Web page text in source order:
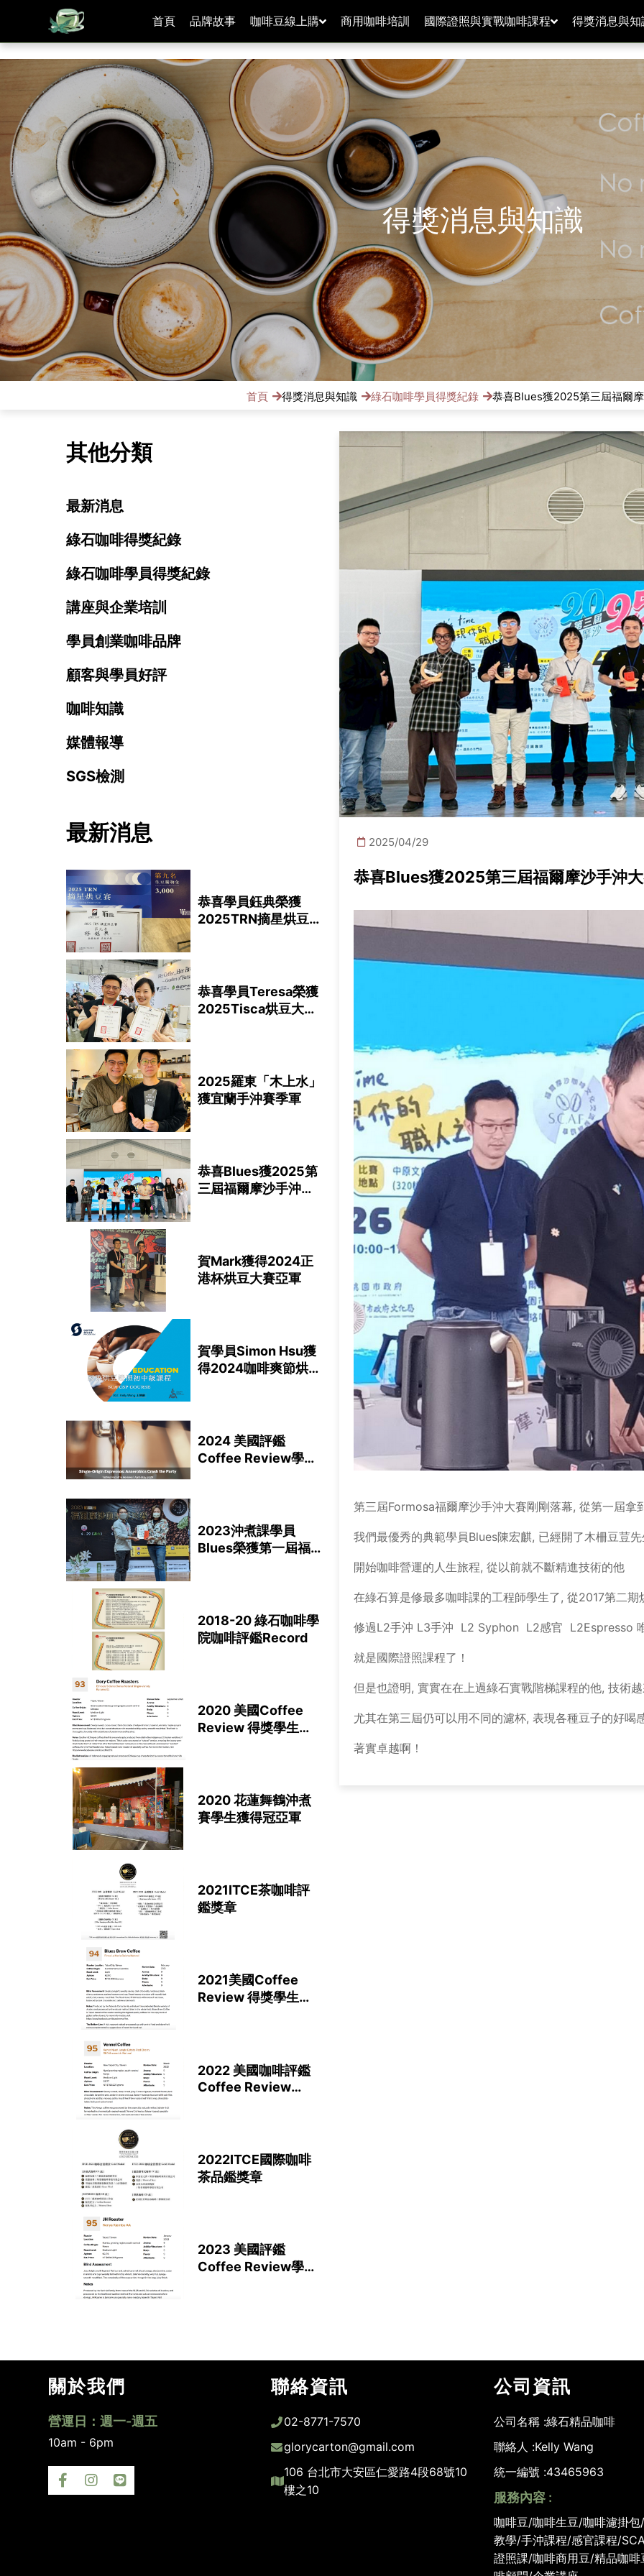
[手機/平板選擇頁面, 請點選螢幕左上方橫線條小圖]
首頁
品牌故事 咖啡豆線上購 商用咖啡培訓 國際證照與實戰咖啡課程 得獎消息與知
得獎消息與知識
首頁 得獎消息與知識 綠石咖啡學員得獎紀錄 恭喜Blues獲2025第三屆福爾
其他分類
最新消息
綠石咖啡得獎紀錄
綠石咖啡學員得獎紀錄
講座與企業培訓
學員創業咖啡品牌
顧客與學員好評
咖啡知識
媒體報導
SGS檢測
最新消息
恭喜學員鈺典榮獲
2025TRN摘星烘豆
恭喜學員Teresa榮獲
2025Tisca烘豆大賽
2025羅東「木上水」
獲宜蘭手沖賽季軍
恭喜Blues獲2025第
三屆福爾摩沙手沖大
賀Mark獲得2024正
港杯烘豆大賽亞軍
賀學員Simon Hsu獲
得2024咖啡爽節烘豆
2024 美國評鑑
Coffee Review學生
2023沖煮課學員
Blues榮獲第一屆福
2018-20 綠石咖啡學
院咖啡評鑑Record
2020 美國Coffee
Review 得獎學生品
2020 花蓮舞鶴沖煮
賽學生獲得冠亞軍
2021ITCE茶咖啡評
鑑獎章
2021美國Coffee
Review 得獎學生品
2022 美國咖啡評鑑
Coffee Review
2022ITCE國際咖啡
茶品鑑獎章
2023 美國評鑑
Coffee Review學生
2025/04/29
恭喜Blues獲2025第三屆福爾摩沙手沖
第三屆Formosa福爾摩沙手沖大賽剛剛落幕, 從第一屆拿
我們最優秀的典範學員Blues陳宏麒, 已經開了木柵豆荳
開始咖啡營運的人生旅程, 從以前就不斷精進技術的他
在綠石算是修最多咖啡課的工程師學生了, 從2017第二期
修過L2手沖 L3手沖 L2 Syphon L2感官 L2Espresso
就是國際證照課程了！
但是也證明, 實實在在上過綠石實戰階梯課程的他, 技術
尤其在第三屆仍可以用不同的濾杯, 表現各種豆子的好喝
著實卓越啊！
關於我們
營運日：週一-週五
10am - 6pm
聯絡資訊
02-8771-7570
glorycarton@gmail.com
106 台北市大安區仁愛路4段68號10
樓之10
公司資訊
公司名稱 :綠石精品咖啡
聯絡人 :Kelly Wang
統一編號 :43465963
服務內容 :
咖啡豆/咖啡生豆/咖啡濾掛
教學/手沖課程/感官課程/
證照課/咖啡商用豆/精品咖